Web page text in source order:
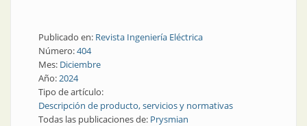
Publicado en: Revista Ingeniería Eléctrica
Número:404
Mes: Diciembre
Año:2024
Tipo de artículo:
Descripción de producto, servicios y normativas
Todas las publicaciones de: Prysmian